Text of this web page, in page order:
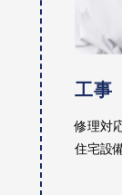
工事
修理対
住宅設